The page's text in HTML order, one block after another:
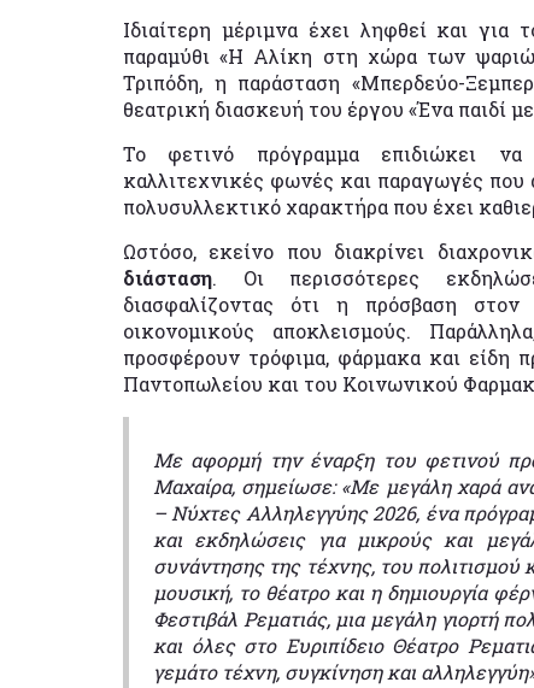
Ιδιαίτερη μέριμνα έχει ληφθεί και για
παραμύθι «Η Αλίκη στη χώρα των
Τριπόδη, η παράσταση «Μπερδεύο-
θεατρική διασκευή του έργου «Ένα παιδί
Το φετινό πρόγραμμα επιδιώκει να
καλλιτεχνικές φωνές και παραγωγές που
πολυσυλλεκτικό χαρακτήρα που έχει
Ωστόσο, εκείνο που διακρίνει
διάσταση. Οι περισσότερες
διασφαλίζοντας ότι η πρόσβαση
οικονομικούς αποκλεισμούς.
προσφέρουν τρόφιμα, φάρμακα και είδη
Παντοπωλείου και του Κοινωνικού
Με αφορμή την έναρξη του φετινού
Μαχαίρα, σημείωσε: «Με μεγάλη χαρά
– Νύχτες Αλληλεγγύης 2026, ένα
και εκδηλώσεις για μικρούς και
συνάντησης της τέχνης, του πολιτισμού
μουσική, το θέατρο και η δημιουργία
Φεστιβάλ Ρεματιάς, μια μεγάλη γιορτή
και όλες στο Ευριπίδειο Θέατρο
γεμάτο τέχνη, συγκίνηση και